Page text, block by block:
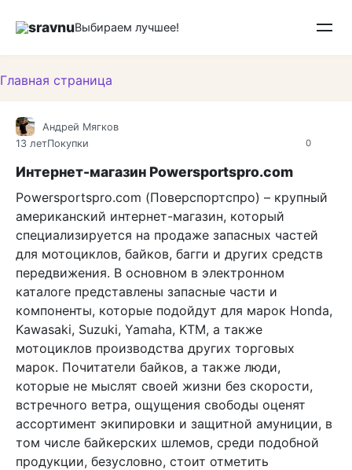
sravnuВыбираем лучшее!
Главная страница
0
Андрей Мягков
13 летПокупки
Интернет-магазин Powersportspro.com
Powersportspro.com (Поверспортспро) – крупный
американский интернет-магазин, который
специализируется на продаже запасных частей
для мотоциклов, байков, багги и других средств
передвижения. В основном в электронном
каталоге представлены запасные части и
компоненты, которые подойдут для марок Honda,
Kawasaki, Suzuki, Yamaha, KTM, а также
мотоциклов производства других торговых
марок. Почитатели байков, а также люди,
которые не мыслят своей жизни без скорости,
встречного ветра, ощущения свободы оценят
ассортимент экипировки и защитной амуниции, в
том числе байкерских шлемов, среди подобной
продукции, безусловно, стоит отметить